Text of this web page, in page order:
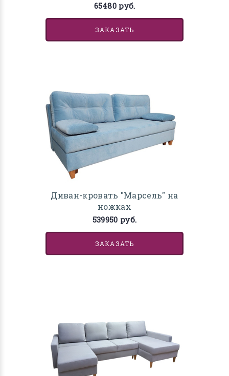
65480 руб.
ЗАКАЗАТЬ
Диван-кровать "Марсель" на
ножках
539950 руб.
ЗАКАЗАТЬ